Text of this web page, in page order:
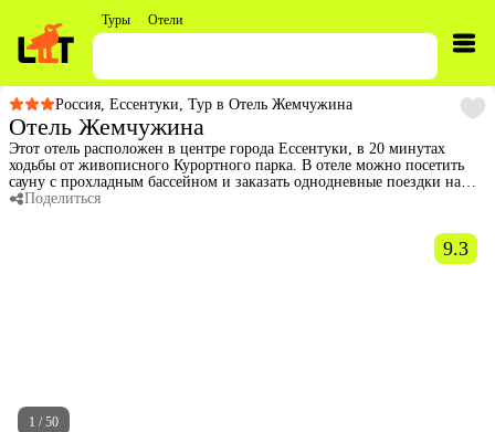
Туры Отели
Россия, Ессентуки, Тур в Отель Жемчужина
Отель Жемчужина
Этот отель расположен в центре города Ессентуки, в 20 минутах
ходьбы от живописного Курортного парка. В отеле можно посетить
сауну с прохладным бассейном и заказать однодневные поездки на
Северный Кавказ. В оформлении номеров отеля использован
Поделиться
9.3
1 /50